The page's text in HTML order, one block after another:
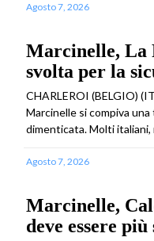
Agosto 7, 2026
Marcinelle, La
svolta per la
CHARLEROI (BELGIO)
Marcinelle si compiva
dimenticata. Molti italiani,
Agosto 7, 2026
Marcinelle,
deve essere